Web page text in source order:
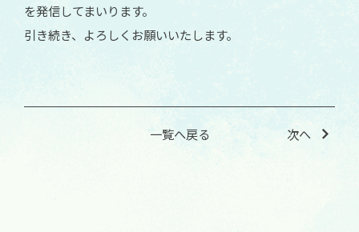
を発信してまいります。
引き続き、よろしくお願いいたします。
一覧へ戻る 次へ